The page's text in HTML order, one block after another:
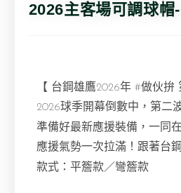
2026主客場可調球帽
【 台鋼雄鷹2026年 #做伙拚
2026球季開幕倒數中，第二
準備好最新應援裝備，一同
應援氣勢一次拉滿！跟著台
款式：平簷款／彎簷款